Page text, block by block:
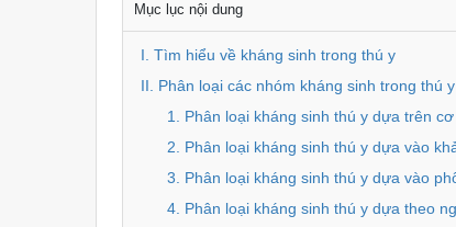
Mục lục nội dung
I. Tìm hiểu về kháng sinh trong thú y
II. Phân loại các nhóm kháng sinh trong thú y
1. Phân loại kháng sinh thú y dựa trên
2. Phân loại kháng sinh thú y dựa vào
3. Phân loại kháng sinh thú y dựa vào
4. Phân loại kháng sinh thú y dựa theo